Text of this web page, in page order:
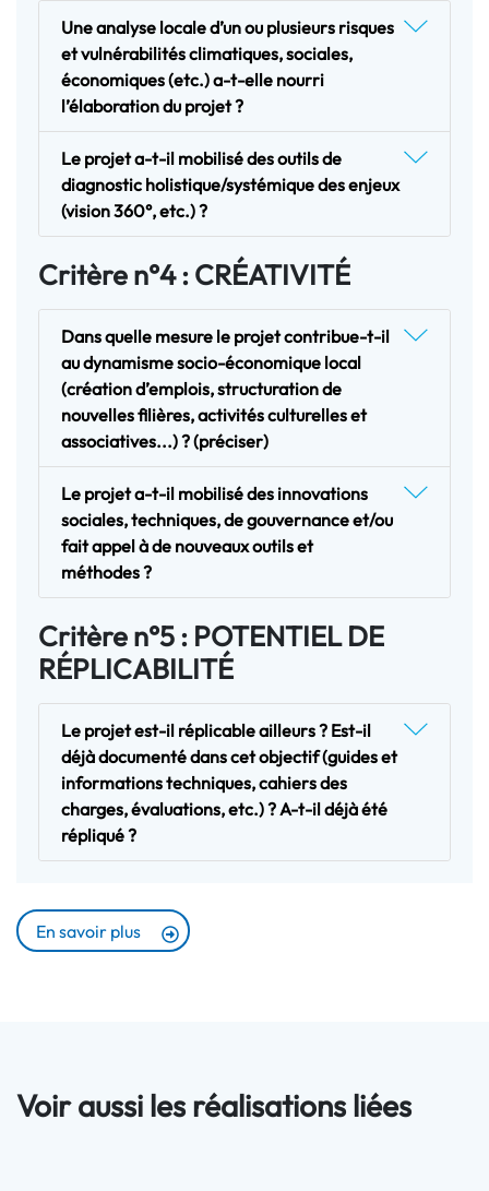
Une analyse locale d’un ou plusieurs risques
et vulnérabilités climatiques, sociales,
économiques (etc.) a-t-elle nourri
l’élaboration du projet ?
Le projet a-t-il mobilisé des outils de
diagnostic holistique/systémique des enjeux
(vision 360°, etc.) ?
Critère n°4 : CRÉATIVITÉ
Dans quelle mesure le projet contribue-t-il
au dynamisme socio-économique local
(création d’emplois, structuration de
nouvelles filières, activités culturelles et
associatives...) ? (préciser)
Le projet a-t-il mobilisé des innovations
sociales, techniques, de gouvernance et/ou
fait appel à de nouveaux outils et
méthodes ?
Critère n°5 : POTENTIEL DE
RÉPLICABILITÉ
Le projet est-il réplicable ailleurs ? Est-il
déjà documenté dans cet objectif (guides et
informations techniques, cahiers des
charges, évaluations, etc.) ? A-t-il déjà été
répliqué ?
En savoir plus
Voir aussi les réalisations liées